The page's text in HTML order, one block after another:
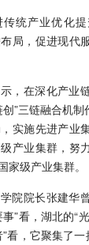
统产业优化
局，促进现代
，在深化产业
”三链融合机
实施先进产业
产业集群，努
家级产业集群。
院院长张建华
”看，湖北的“
看，它聚集了